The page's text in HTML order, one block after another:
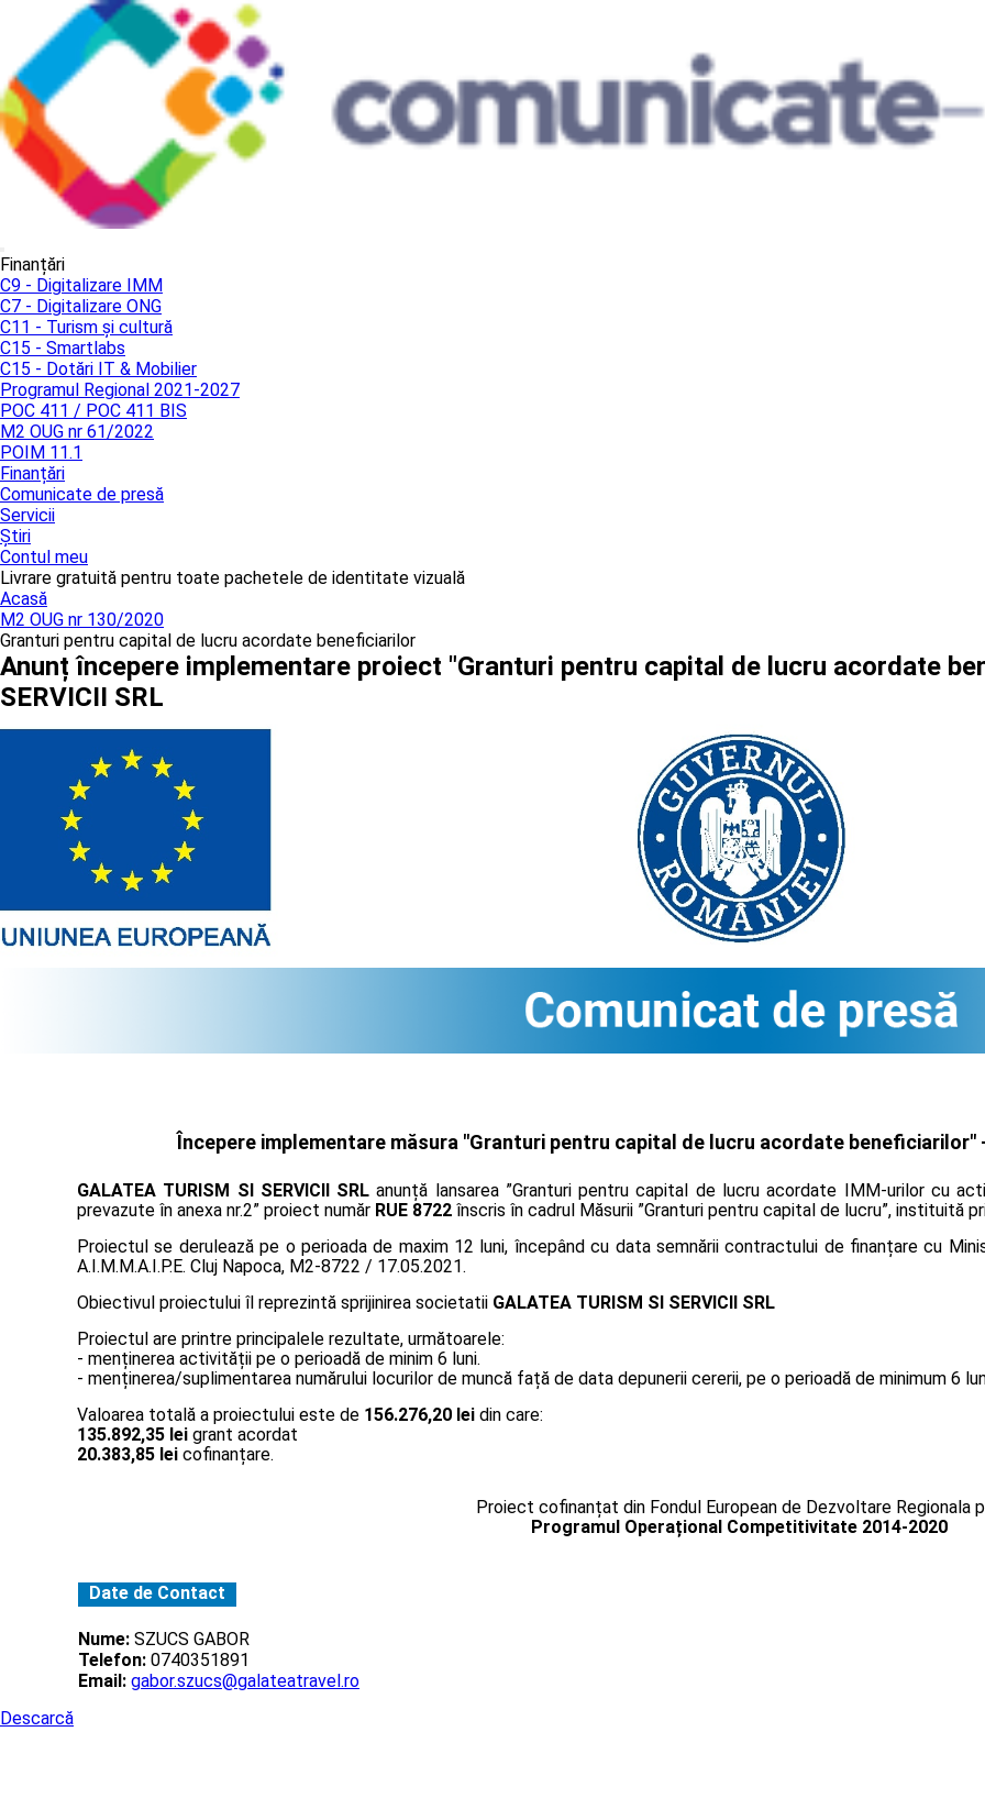
Finanțări
C9 - Digitalizare IMM
C7 - Digitalizare ONG
C11 - Turism și cultură
C15 - Smartlabs
C15 - Dotări IT & Mobilier
Programul Regional 2021-2027
POC 411 / POC 411 BIS
M2 OUG nr 61/2022
POIM 11.1
Finanțări
Comunicate de presă
Servicii
Știri
Contul meu
Livrare gratuită pentru toate pachetele de identitate vizuală
Acasă
M2 OUG nr 130/2020
Granturi pentru capital de lucru acordate beneficiarilor
Anunț începere implementare proiect "Granturi pentru capital de lucru acordate
SERVICII SRL
Începere implementare măsura "Granturi pentru capital de lucru acordate beneficiarilor"
GALATEA TURISM SI SERVICII SRL anunță lansarea ”Granturi pentru capital de lucru acordate IMM-urilor cu
prevazute în anexa nr.2” proiect număr RUE 8722 înscris în cadrul Măsurii ”Granturi pentru capital de lucru”, instituită
Proiectul se derulează pe o perioada de maxim 12 luni, începând cu data semnării contractului de finanțare cu
A.I.M.M.A.I.P.E. Cluj Napoca, M2-8722 / 17.05.2021.
Obiectivul proiectului îl reprezintă sprijinirea societatii GALATEA TURISM SI SERVICII SRL
Proiectul are printre principalele rezultate, următoarele:
- menținerea activității pe o perioadă de minim 6 luni.
- menținerea/suplimentarea numărului locurilor de muncă față de data depunerii cererii, pe o perioadă de minimum 6
Valoarea totală a proiectului este de 156.276,20 lei din care:
135.892,35 lei grant acordat
20.383,85 lei cofinanțare.
Proiect cofinanțat din Fondul European de Dezvoltare Regionala
Programul Operațional Competitivitate 2014-2020
Date de Contact
Nume: SZUCS GABOR
Telefon: 0740351891
Email: gabor.szucs@galateatravel.ro
Descarcă